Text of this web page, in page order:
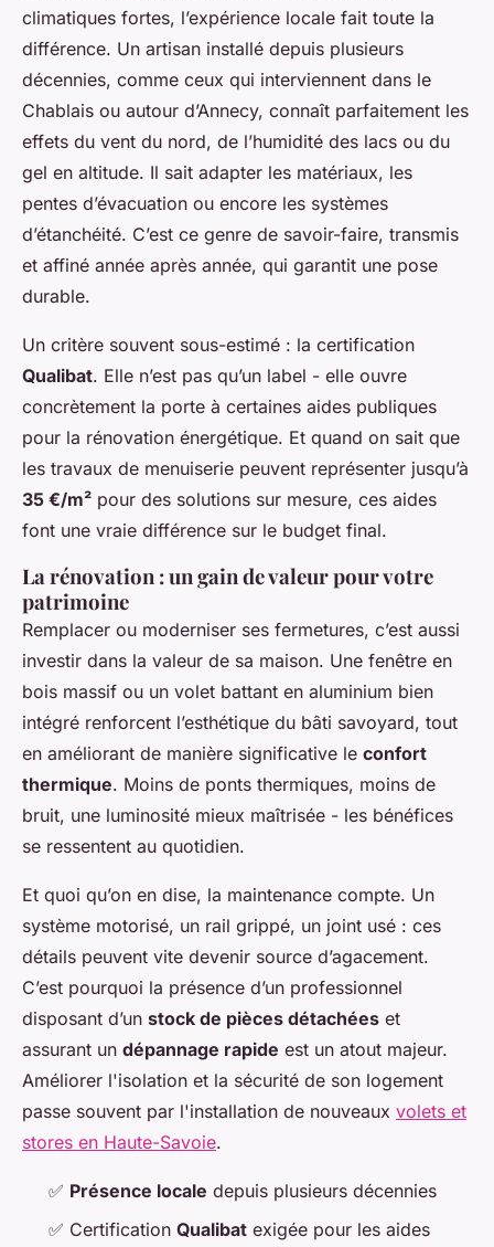
climatiques fortes, l’expérience locale fait toute la
différence. Un artisan installé depuis plusieurs
décennies, comme ceux qui interviennent dans le
Chablais ou autour d’Annecy, connaît parfaitement les
effets du vent du nord, de l’humidité des lacs ou du
gel en altitude. Il sait adapter les matériaux, les
pentes d’évacuation ou encore les systèmes
d’étanchéité. C’est ce genre de savoir-faire, transmis
et affiné année après année, qui garantit une pose
durable.
Un critère souvent sous-estimé : la certification
Qualibat. Elle n’est pas qu’un label - elle ouvre
concrètement la porte à certaines aides publiques
pour la rénovation énergétique. Et quand on sait que
les travaux de menuiserie peuvent représenter jusqu’à
35 €/m² pour des solutions sur mesure, ces aides
font une vraie différence sur le budget final.
La rénovation : un gain de valeur pour votre
patrimoine
Remplacer ou moderniser ses fermetures, c’est aussi
investir dans la valeur de sa maison. Une fenêtre en
bois massif ou un volet battant en aluminium bien
intégré renforcent l’esthétique du bâti savoyard, tout
en améliorant de manière significative le confort
thermique. Moins de ponts thermiques, moins de
bruit, une luminosité mieux maîtrisée - les bénéfices
se ressentent au quotidien.
Et quoi qu’on en dise, la maintenance compte. Un
système motorisé, un rail grippé, un joint usé : ces
détails peuvent vite devenir source d’agacement.
C’est pourquoi la présence d’un professionnel
disposant d’un stock de pièces détachées et
assurant un dépannage rapide est un atout majeur.
Améliorer l'isolation et la sécurité de son logement
passe souvent par l'installation de nouveaux volets et
stores en Haute-Savoie.
✅ Présence locale depuis plusieurs décennies
✅ Certification Qualibat exigée pour les aides